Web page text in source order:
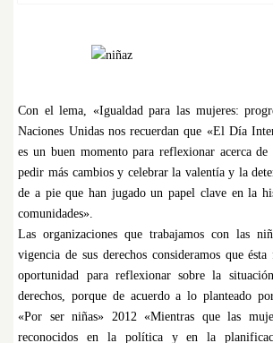
Con el lema, «Igualdad para las mujeres:
Naciones Unidas nos recuerdan que «El Día
es un buen momento para reflexionar acerca de
pedir más cambios y celebrar la valentía y la
de a pie que han jugado un papel clave en la
comunidades».
Las organizaciones que trabajamos con las
vigencia de sus derechos consideramos que
oportunidad para reflexionar sobre la
derechos, porque de acuerdo a lo planteado
«Por ser niñas» 2012 «Mientras que las
reconocidos en la política y en la